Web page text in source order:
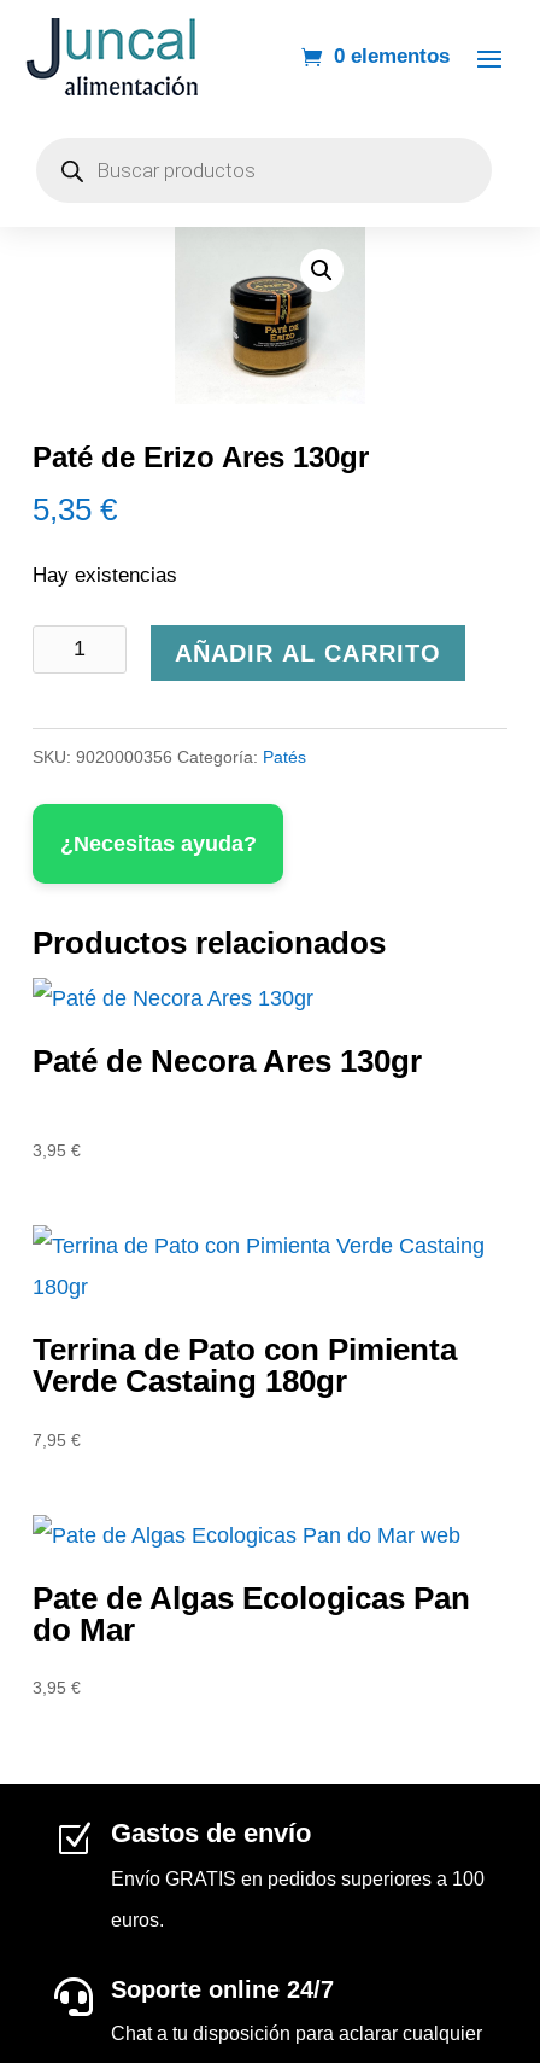
0 elementos
Paté de Erizo Ares 130gr
5,35€
Hay existencias
Paté
Erizo
Ares
130gr
cantidad
AÑADIR AL CARRITO
SKU:9020000356 Categoría: Patés
¿Necesitas ayuda?
Productos relacionados
Paté de Necora Ares 130gr
3,95€
Terrina de Pato con Pimienta
Verde Castaing 180gr
7,95€
Pate de Algas Ecologicas Pan
do Mar
3,95€
Z Gastos de envío
Envío GRATIS en pedidos superiores a 100
euros.
 Soporte online 24/7
Chat a tu disposición para aclarar cualquier